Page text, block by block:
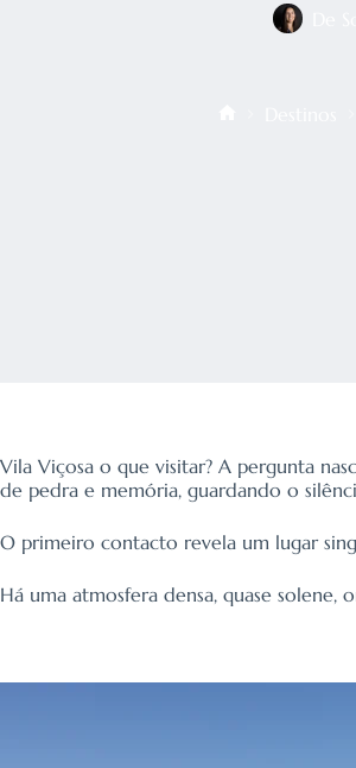
Vila Viçosa o que visitar? A pergunta
de pedra e memória, guardando o
O primeiro contacto revela um lugar
Há uma atmosfera densa, quase solene,